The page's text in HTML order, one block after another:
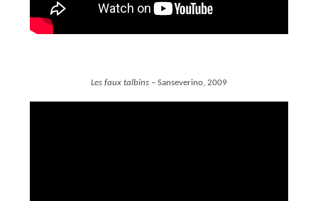
Les faux talbins – Sanseverino, 2009